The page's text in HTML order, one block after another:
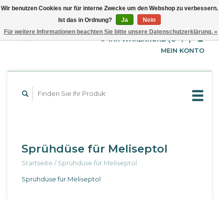
EUR
GBP
USD
English
Français
IHR WARENKORB (€--,--)
MEIN KONTO
Sprühdüse für Meliseptol
Startseite /Sprühdüse für Meliseptol
Sprühdüse für Meliseptol
Wir benutzen Cookies nur für interne Zwecke um den Webshop zu verbessern.
Ist das in Ordnung?
Ja
Nein
Für weitere Informationen beachten Sie bitte unsere Datenschutzerklärung. »